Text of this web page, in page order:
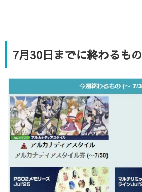
7月30日までに終わるもの